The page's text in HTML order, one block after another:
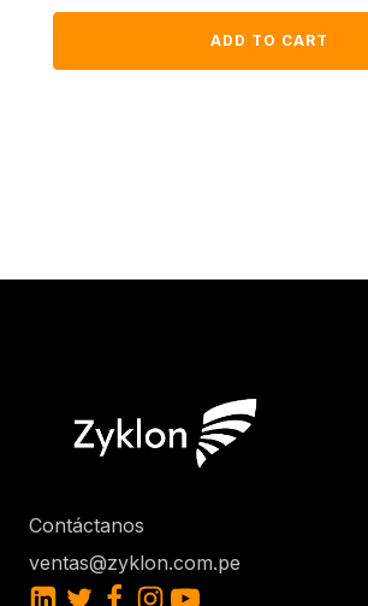
ADD TO CART
Contáctanos
ventas@zyklon.com.pe